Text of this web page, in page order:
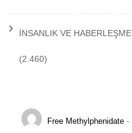
İNSANLIK VE HABERLEŞME
(2.460)
Free Methylphenidate -